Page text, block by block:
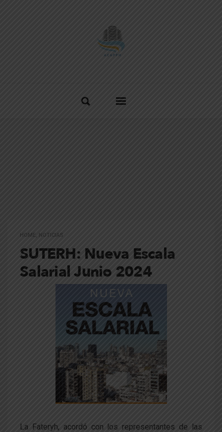
HOME NOTICIAS
SUTERH: Nueva Escala
Salarial Junio 2024
La Fateryh, acordó con los representantes de las